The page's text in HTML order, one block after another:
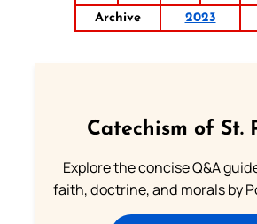
Archive
2023
Catechism of St.
Explore the concise Q&A
faith, doctrine, and morals by